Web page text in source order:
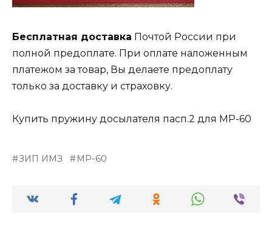
Бесплатная доставка Почтой России при
полной предоплате. При оплате наложенным
платежом за товар, Вы делаете предоплату
только за доставку и страховку.
Купить пружину досылателя пасп.2 для МР-60
ЗИП ИМЗ МР-60